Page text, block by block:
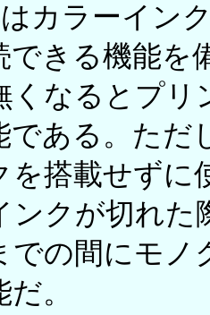
はカラーイン
できる機能を
くなるとプリ
である。ただ
を搭載せずに
ンクが切れ
での間にモノ
。